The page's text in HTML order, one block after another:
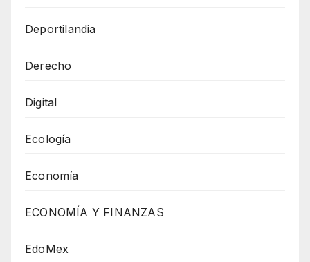
Deportilandia
Derecho
Digital
Ecología
Economía
ECONOMÍA Y FINANZAS
EdoMex